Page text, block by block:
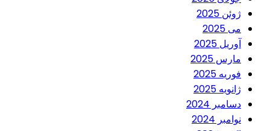
ژوئن 2025
می 2025
آوریل 2025
مارس 2025
فوریه 2025
ژانویه 2025
دسامبر 2024
نوامبر 2024